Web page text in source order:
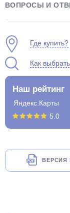
ВОПРОСЫ И
Где купить?
Как
Наш рейтинг
Яндекс.Карты
5.0
ВЕРСИЯ